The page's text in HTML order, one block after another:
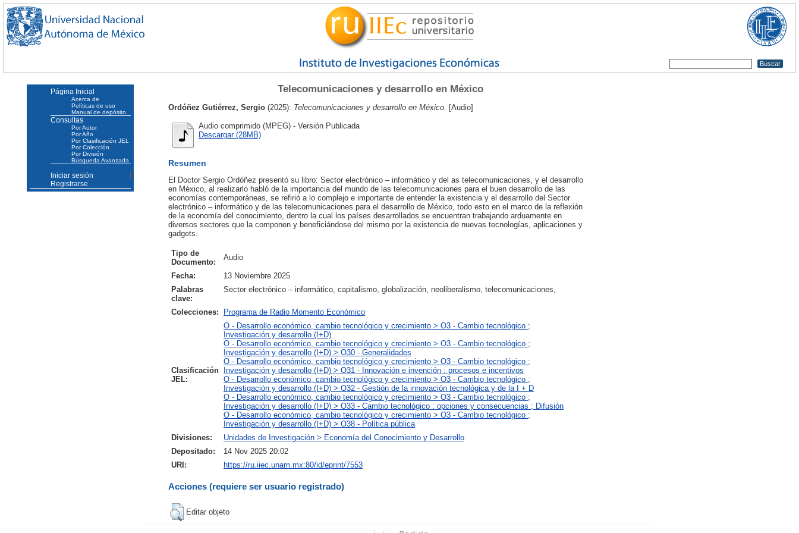
Telecomunicaciones y desarrollo en México
Ordóñez Gutiérrez, Sergio (2025): Telecomunicaciones y desarrollo en México. [Audio]
Audio comprimido (MPEG) - Versión Publicada
Descargar (28MB)
Resumen
El Doctor Sergio Ordóñez presentó su libro: Sector electrónico – informático y del as telecomunicaciones, y el desarrollo
en México, al realizarlo habló de la importancia del mundo de las telecomunicaciones para el buen desarrollo de las
economías contemporáneas, se refirió a lo complejo e importante de entender la existencia y el desarrollo del Sector
electrónico – informático y de las telecomunicaciones para el desarrollo de México, todo esto en el marco de la reflexión
de la economía del conocimiento, dentro la cual los países desarrollados se encuentran trabajando arduamente en
diversos sectores que la componen y beneficiándose del mismo por la existencia de nuevas tecnologías, aplicaciones y
gadgets.
Tipo de
Documento:
Audio
Fecha:
13 Noviembre 2025
Palabras
clave:
Sector electrónico – informático, capitalismo, globalización, neoliberalismo, telecomunicaciones,
Colecciones: Programa de Radio Momento Económico
Clasificación
JEL:
O - Desarrollo económico, cambio tecnológico y crecimiento > O3 - Cambio tecnológico ;
Investigación y desarrollo (I+D)
O - Desarrollo económico, cambio tecnológico y crecimiento > O3 - Cambio tecnológico ;
Investigación y desarrollo (I+D) > O30 - Generalidades
O - Desarrollo económico, cambio tecnológico y crecimiento > O3 - Cambio tecnológico ;
Investigación y desarrollo (I+D) > O31 - Innovación e invención : procesos e incentivos
O - Desarrollo económico, cambio tecnológico y crecimiento > O3 - Cambio tecnológico ;
Investigación y desarrollo (I+D) > O32 - Gestión de la innovación tecnológica y de la I + D
O - Desarrollo económico, cambio tecnológico y crecimiento > O3 - Cambio tecnológico ;
Investigación y desarrollo (I+D) > O33 - Cambio tecnológico : opciones y consecuencias ; Difusión
O - Desarrollo económico, cambio tecnológico y crecimiento > O3 - Cambio tecnológico ;
Investigación y desarrollo (I+D) > O38 - Política pública
Divisiones:
Unidades de Investigación > Economía del Conocimiento y Desarrollo
Depositado:
14 Nov 2025 20:02
URI:
https://ru.iiec.unam.mx:80/id/eprint/7553
Acciones (requiere ser usuario registrado)
Editar objeto
Página Inicial
Acerca de
Políticas de uso
Manual de depósito
Consultas
Por Autor
Por Año
Por Clasificación JEL
Por Colección
Por División
Búsqueda Avanzada
Iniciar sesión
Registrarse